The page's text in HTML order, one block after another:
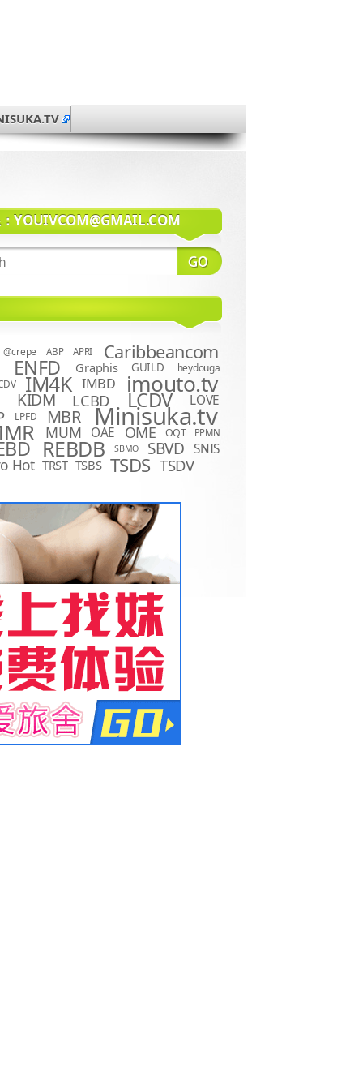
YOUIVCOM@GMAIL.COM
@crepe ABP APRI Caribbeancom
ENFD Graphis GUILD heydouga
IM4K IMBD imouto.tv
KIDM LCBD LCDV LOVE
LPFD MBR Minisuka.tv
MUM OAE OME OQT
PPMN
REBDB SBMO SBVD SNIS
Hot TRST TSBS TSDS TSDV